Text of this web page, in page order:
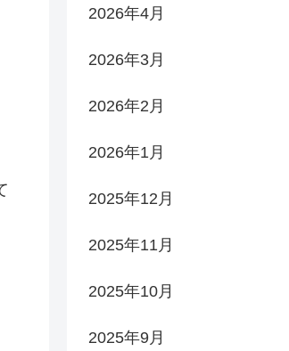
2026年4月
2026年3月
2026年2月
2026年1月
2025年12月
2025年11月
2025年10月
2025年9月